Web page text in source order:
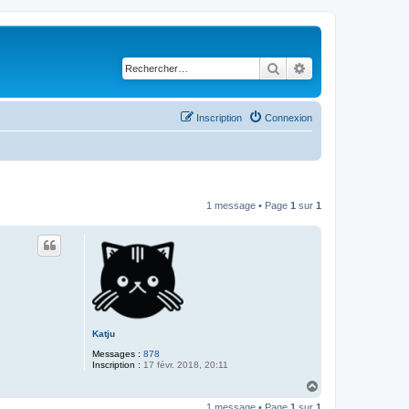
Rechercher
Connexion
Inscription
1 message • Page 1 sur 1
Katju
Messages : 878
Inscription : 17 févr. 2018, 20:11
1 message • Page 1 sur 1